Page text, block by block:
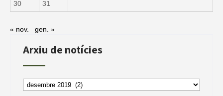
30 31
« nov. gen. »
Arxiu de notícies
Arxiu
de